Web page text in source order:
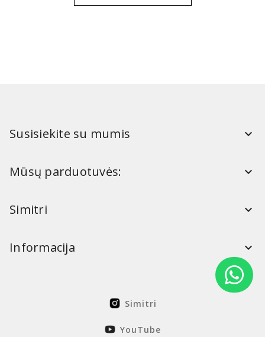
Susisiekite su mumis
Mūsų parduotuvės:
Simitri
Informacija
Simitri
YouTube